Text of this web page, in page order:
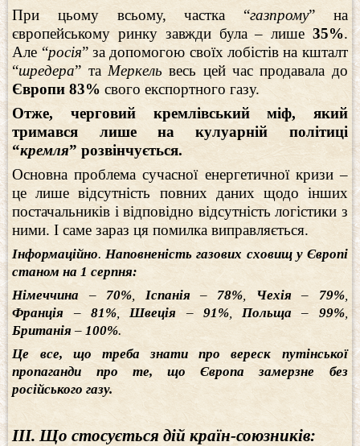
При цьому всьому, частка “газпрому” на
європейському ринку завжди була – лише 35%.
Але “росія” за допомогою своїх лобістів на кшталт
“шредера” та Меркельвесь цей час продавала до
Європи 83%свого експортного газу.
Отже, черговий кремлівський міф, який
тримався лише на кулуарній політиці
“кремля” розвінчується.
Основна проблема сучасної енергетичної кризи –
це лише відсутність повних даних щодо інших
постачальників і відповідно відсутність логістики з
ними. І саме зараз ця помилка виправляється.
Інформаційно.Наповненість газових сховищ у Європі
станом на 1 серпня:
Німеччина– 70%,Іспанія– 78%, Чехія– 79%,
Франція– 81%,Швеція– 91%,Польща– 99%,
Британія–100%.
Це все, що треба знати про вереск путінської
пропаганди про те, що Європа замерзне без
російського газу.
ІІІ. Що стосується дій країн-союзників: